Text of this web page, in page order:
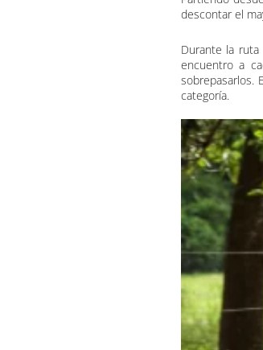
descontar el
Durante la
encuentro a
sobrepasarlos.
categoría.